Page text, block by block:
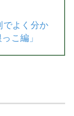
でよく分か
こ編」